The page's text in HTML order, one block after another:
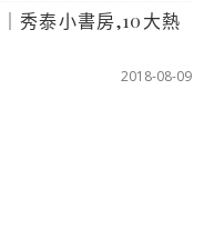
秀泰小書房,10大熱
2018-08-09